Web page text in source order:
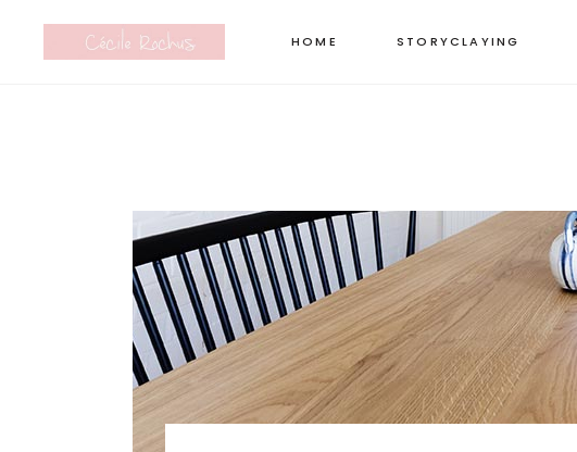
HOME STORYCLAYING